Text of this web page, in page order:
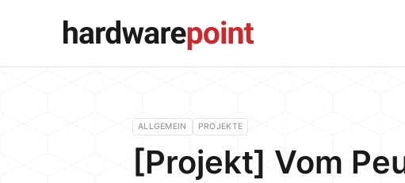
ALLGEMEIN PROJEKTE
[Projekt] Vom